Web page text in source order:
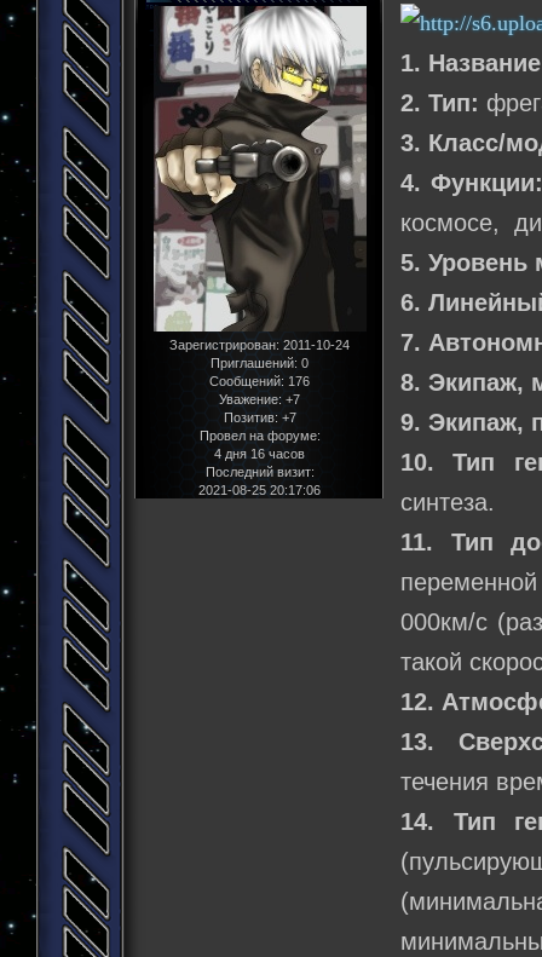
Зарегистрирован: 2011-10-24
Приглашений: 0
Сообщений: 176
Уважение: +7
Позитив: +7
Провел на форуме:
4 дня 16 часов
Последний визит:
2021-08-25 20:17:06
1.
2. Тип:
3. Класс/
4. Функции:
космосе,
5. Уровень
6.
7.
8. Экипаж,
9. Экипаж,
10. Тип
синтеза.
11. Тип
000км/с
такой
12.
13.
течения
14. Тип